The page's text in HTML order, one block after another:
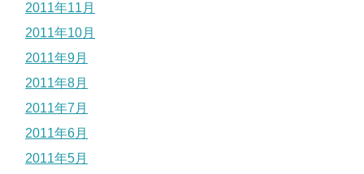
2011年11月
2011年10月
2011年9月
2011年8月
2011年7月
2011年6月
2011年5月